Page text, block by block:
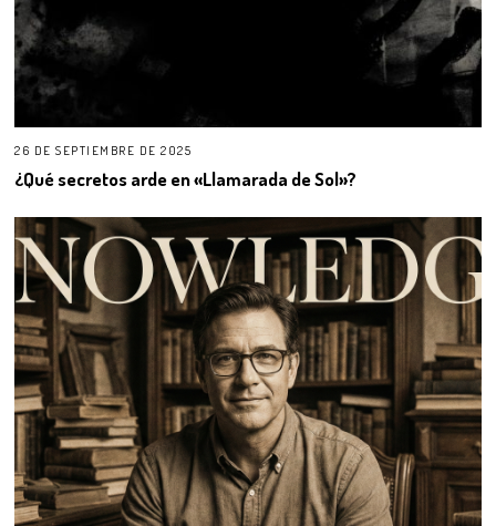
26 DE SEPTIEMBRE DE 2025
¿Qué secretos arde en «Llamarada de Sol»?